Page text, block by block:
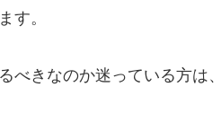
す。
べきなのか迷っている方は